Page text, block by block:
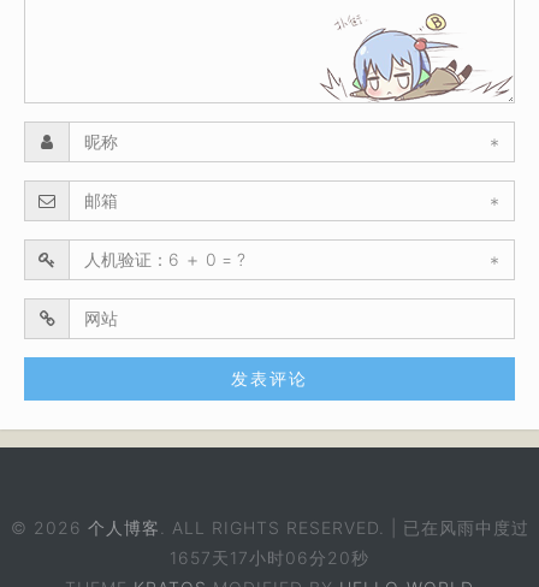
*
*
*
© 2026 个人博客 . ALL RIGHTS RESERVED. | 已在风雨中度过
1657天17小时06分20秒